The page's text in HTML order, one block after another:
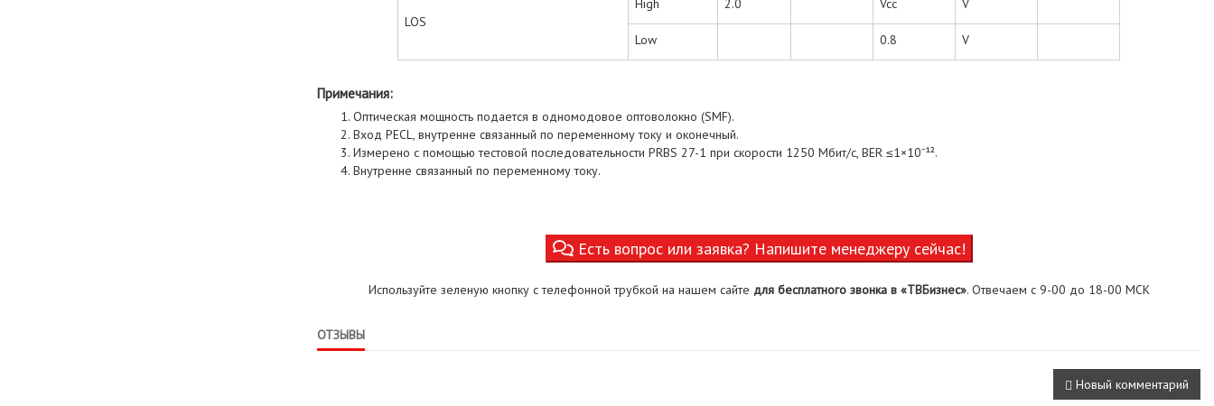
LOS
High 2.0 Vcc V
Low 0.8 V
Примечания:
Оптическая мощность подается в одномодовое оптоволокно (SMF).
Вход PECL, внутренне связанный по переменному току и оконечный.
Измерено с помощью тестовой последовательности PRBS 27-1 при скорости 1250 Мбит/с, BER ≤1×10⁻¹².
Внутренне связанный по переменному току.
Есть вопрос или заявка? Напишите менеджеру сейчас!
Используйте зеленую кнопку с телефонной трубкой на нашем сайте для бесплатного звонка в «ТВБизнес». Отвечаем с 9-00 до 18-00 МСК
ОТЗЫВЫ
Новый комментарий